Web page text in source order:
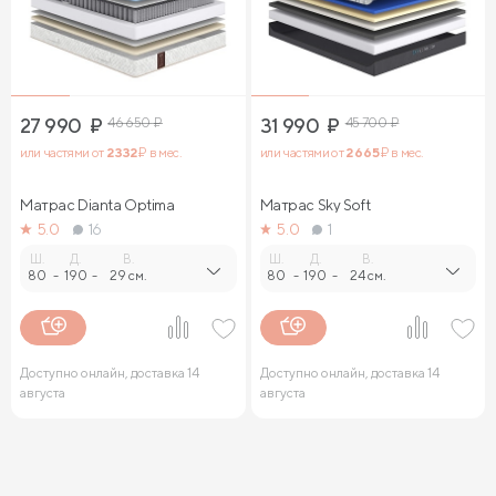
27 990 ₽ 46 650₽
или частями от 2 332₽ в мес.
Матрас Dianta Optima
5.0
16
Ш.
80 -
Д.
190 -
В.
29 см.
Доступно онлайн, доставка 14
августа
31 990 ₽ 45 700₽
или частями от2 665₽ в мес.
Матрас Sky Soft
5.0
1
Ш.
80 -
Д.
190 -
В.
24 см.
Доступно онлайн, доставка 14
августа